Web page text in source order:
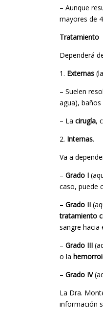
– Aunque
mayores de
Tratamiento
Dependerá
1. Externas
– Suelen
agua),
– La cirugía,
2. Internas.
Va a
– Grado I
caso, puede
– Grado II
tratamiento
sangre hacia
– Grado III
o la
– Grado IV
La Dra.
información